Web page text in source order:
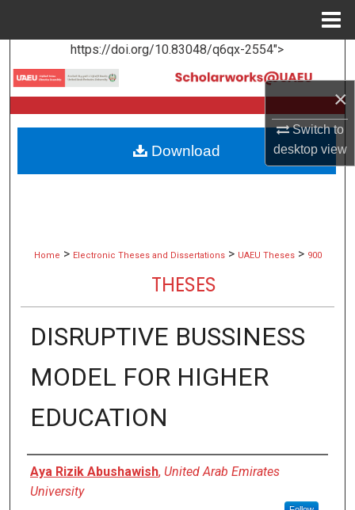
×
Switch to
desktopview
https://doi.org/10.83048/q6qx-2554">
Search
Browse Collections
About
Home > Electronic Theses and Dissertations > UAEU Theses > 900
THESES
DISRUPTIVE BUSSINESS
MODEL FOR HIGHER
EDUCATION
Author
Aya Rizik Abushawish, United Arab Emirates
University
Download